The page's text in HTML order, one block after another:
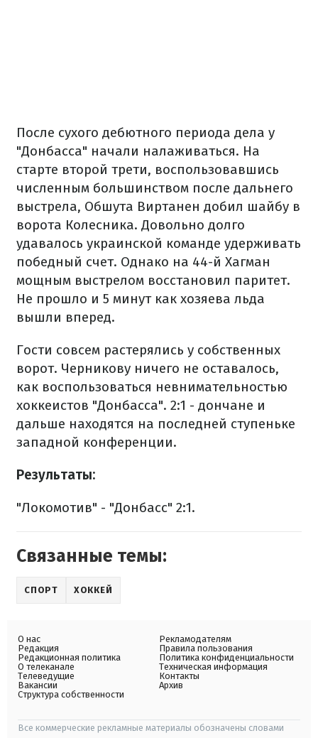
После сухого дебютного периода дела у
"Донбасса" начали налаживаться. На
старте второй трети, воспользовавшись
численным большинством после дальнего
выстрела, Обшута Виртанен добил шайбу в
ворота Колесника. Довольно долго
удавалось украинской команде удерживать
победный счет. Однако на 44-й Хагман
мощным выстрелом восстановил паритет.
Не прошло и 5 минут как хозяева льда
вышли вперед.
Гости совсем растерялись у собственных
ворот. Черникову ничего не оставалось,
как воспользоваться невнимательностью
хоккеистов "Донбасса". 2:1 - дончане и
дальше находятся на последней ступеньке
западной конференции.
Результаты:
"Локомотив" - "Донбасс" 2:1.
Связанные темы:
СПОРТ ХОККЕЙ
О нас
Редакция
Редакционная политика
О телеканале
Телеведущие
Вакансии
Структура собственности
Рекламодателям
Правила пользования
Политика конфиденциальности
Техническая информация
Контакты
Архив
Все коммерческие рекламные материалы обозначены словами